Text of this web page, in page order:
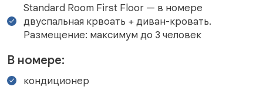
Standard Room First Floor — в номере
двуспальная крвоать + диван-кровать.
Размещение: максимум до 3 человек
В номере:
кондиционер